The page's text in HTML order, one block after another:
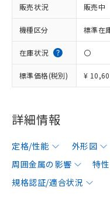
販売状況 販売中
機種区分 標準在
在庫状況 〇
標準価格(税別) ¥
詳細情報
定格/性能 外形図
周囲金属の影響
特
規格認証/適合状況